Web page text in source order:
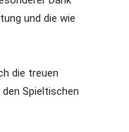
und die wie
die treuen
Spieltischen